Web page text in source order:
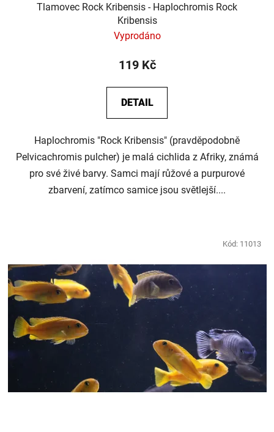
Tlamovec Rock Kribensis - Haplochromis Rock
Kribensis
Vyprodáno
119 Kč
DETAIL
Haplochromis "Rock Kribensis" (pravděpodobně
Pelvicachromis pulcher) je malá cichlida z Afriky, známá
pro své živé barvy. Samci mají růžové a purpurové
zbarvení, zatímco samice jsou světlejší....
Kód: 11013